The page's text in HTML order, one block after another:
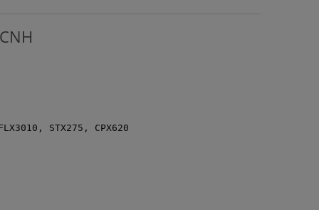
STX275, CPX620